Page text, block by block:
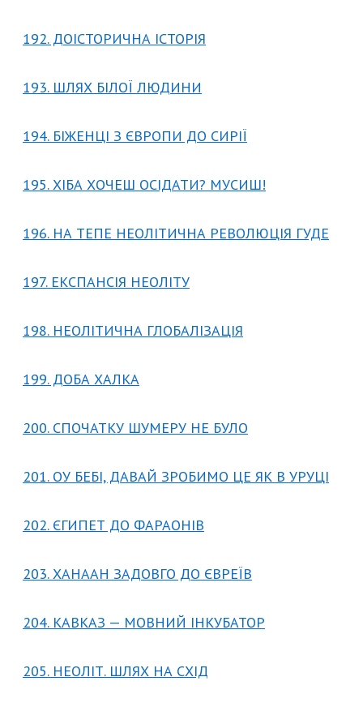
192. ДОІСТОРИЧНА ІСТОРІЯ
193. ШЛЯХ БІЛОЇ ЛЮДИНИ
194. БІЖЕНЦІ З ЄВРОПИ ДО СИРІЇ
195. ХІБА ХОЧЕШ ОСІДАТИ? МУСИШ!
196. НА ТЕПЕ НЕОЛІТИЧНА РЕВОЛЮЦІЯ ГУДЕ
197. ЕКСПАНСІЯ НЕОЛІТУ
198. НЕОЛІТИЧНА ГЛОБАЛІЗАЦІЯ
199. ДОБА ХАЛКА
200. СПОЧАТКУ ШУМЕРУ НЕ БУЛО
201. ОУ БЕБІ, ДАВАЙ ЗРОБИМО ЦЕ ЯК В УРУЦІ
202. ЄГИПЕТ ДО ФАРАОНІВ
203. ХАНААН ЗАДОВГО ДО ЄВРЕЇВ
204. КАВКАЗ — МОВНИЙ ІНКУБАТОР
205. НЕОЛІТ. ШЛЯХ НА СХІД